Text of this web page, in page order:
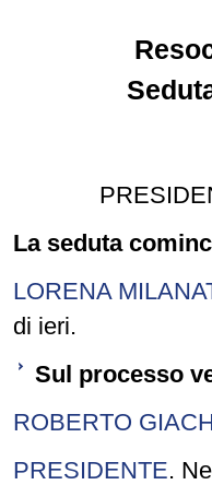
La seduta
LORENA
di ieri.
Sul processo
ROBERTO
PRESIDENTE.